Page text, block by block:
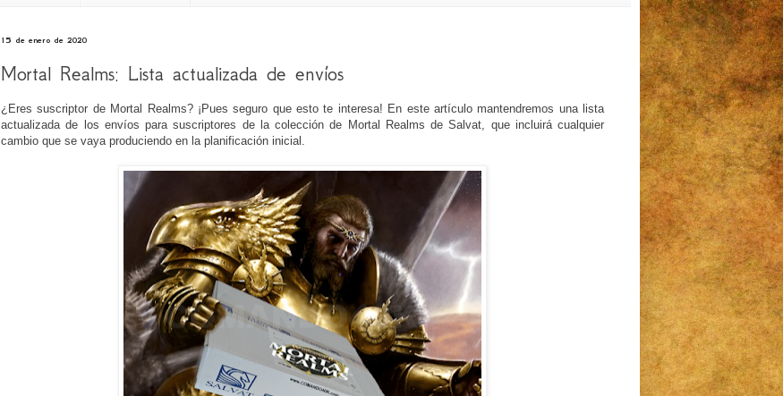
15 de enero de 2020
Mortal Realms: Lista actualizada de envíos
¿Eres suscriptor de Mortal Realms? ¡Pues seguro que esto te interesa! En este artículo mantendremos una lista
actualizada de los envíos para suscriptores de la colección de Mortal Realms de Salvat, que incluirá cualquier
cambio que se vaya produciendo en la planificación inicial.